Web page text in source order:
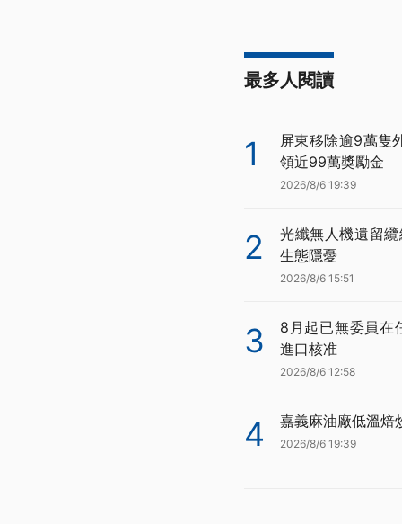
最多人閱讀
1
屏東移除逾9萬隻
領近99萬獎勵金
2026/8/6 19:39
2
光纖無人機遺留
生態隱憂
2026/8/6 15:51
3
8月起已無委員在
進口核准
2026/8/6 12:58
4 嘉義麻油廠低溫焙
2026/8/6 19:39